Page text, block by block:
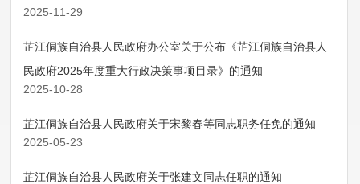
2025-11-29
芷江侗族自治县人民政府办公室关于公布《芷江侗族自治县人
民政府2025年度重大行政决策事项目录》的通知
2025-10-28
芷江侗族自治县人民政府关于宋黎春等同志职务任免的通知
2025-05-23
芷江侗族自治县人民政府关于张建文同志任职的通知